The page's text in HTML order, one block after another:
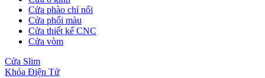
CỬA NHỰA
Cửa Nhựa Gỗ Composite
Cửa phào chỉ nổi
Cửa phối màu
Cửa thiết kế CNC
Cửa vòm
Cửa Slim
Khóa Điện Tử